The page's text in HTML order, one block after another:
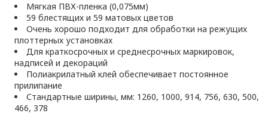
Мягкая ПВХ-пленка (0,075мм)
59 блестящих и 59 матовых цветов
Очень хорошо подходит для обработки на режущих
плоттерных установках
Для краткосрочных и среднесрочных маркировок,
надписей и декораций
Полиакрилатный клей обеспечивает постоянное
прилипание
Стандартные ширины, мм: 1260, 1000, 914, 756, 630, 500,
466, 378